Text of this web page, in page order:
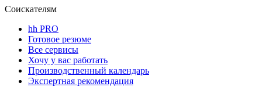
Соискателям
hh PRO
Готовое резюме
Все сервисы
Хочу у вас работать
Производственный календарь
Экспертная рекомендация